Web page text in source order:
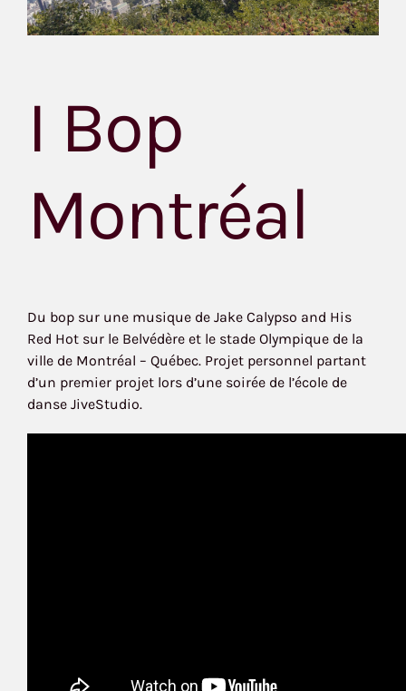
I Bop
Montréal
Du bop sur une musique de Jake Calypso and His
Red Hot sur le Belvédère et le stade Olympique de la
ville de Montréal – Québec. Projet personnel partant
d’un premier projet lors d’une soirée de l’école de
danse JiveStudio.